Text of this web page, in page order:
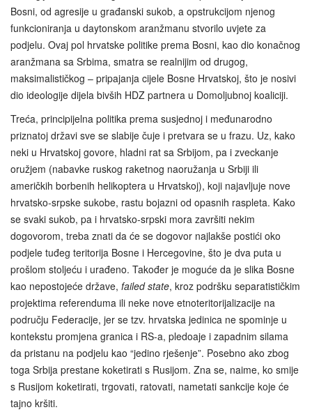
Bosni, od agresije u građanski sukob, a opstrukcijom njenog
funkcioniranja u daytonskom aranžmanu stvorilo uvjete za
podjelu. Ovaj pol hrvatske politike prema Bosni, kao dio konačnog
aranžmana sa Srbima, smatra se realnijim od drugog,
maksimalističkog – pripajanja cijele Bosne Hrvatskoj, što je nosivi
dio ideologije dijela bivših HDZ partnera u Domoljubnoj koaliciji.
Treća, principijelna politika prema susjednoj i međunarodno
priznatoj državi sve se slabije čuje i pretvara se u frazu. Uz, kako
neki u Hrvatskoj govore, hladni rat sa Srbijom, pa i zveckanje
oružjem (nabavke ruskog raketnog naoružanja u Srbiji ili
američkih borbenih helikoptera u Hrvatskoj), koji najavljuje nove
hrvatsko-srpske sukobe, rastu bojazni od opasnih raspleta. Kako
se svaki sukob, pa i hrvatsko-srpski mora završiti nekim
dogovorom, treba znati da će se dogovor najlakše postići oko
podjele tuđeg teritorija Bosne i Hercegovine, što je dva puta u
prošlom stoljeću i urađeno. Također je moguće da je slika Bosne
kao nepostojeće države, failed state, kroz podršku separatističkim
projektima referenduma ili neke nove etnoteritorijalizacije na
području Federacije, jer se tzv. hrvatska jedinica ne spominje u
kontekstu promjena granica i RS-a, pledoaje i zapadnim silama
da pristanu na podjelu kao “jedino rješenje”. Posebno ako zbog
toga Srbija prestane koketirati s Rusijom. Zna se, naime, ko smije
s Rusijom koketirati, trgovati, ratovati, nametati sankcije koje će
tajno kršiti.